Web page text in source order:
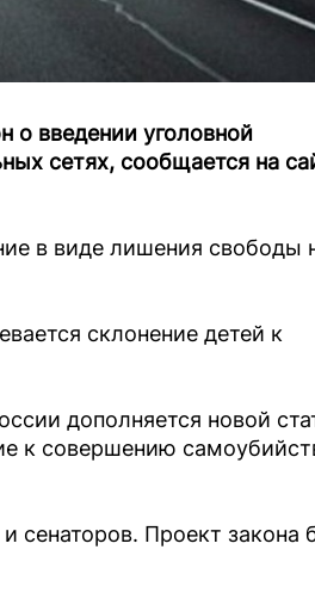
о введении уголовной
сетях, сообщается на
в виде лишения свободы
склонение детей к
дополняется новой
к совершению
сенаторов. Проект закона